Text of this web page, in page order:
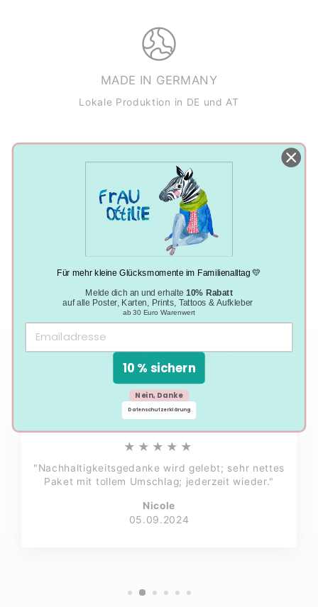
MADE IN GERMANY
Lokale Produktion in DE und AT
NACHHALTIGE PRODUKTION
Klimaneutral, plastikfrei und vegan
DAS SAGEN UNSERE KUNDEN
★★★★★
"Nachhaltigkeitsgedanke wird gelebt; sehr nettes
Paket mit tollem Umschlag; jederzeit wieder."
Nicole
05.09.2024
Für mehr kleine Glücksmomente im Familienalltag 💛
Melde dich an und erhalte10% Rabatt
auf alle Poster, Karten, Prints, Tattoos & Aufkleber
ab 30 Euro Warenwert
10 % sichern
Nein, Danke
Datenschutzerklärung